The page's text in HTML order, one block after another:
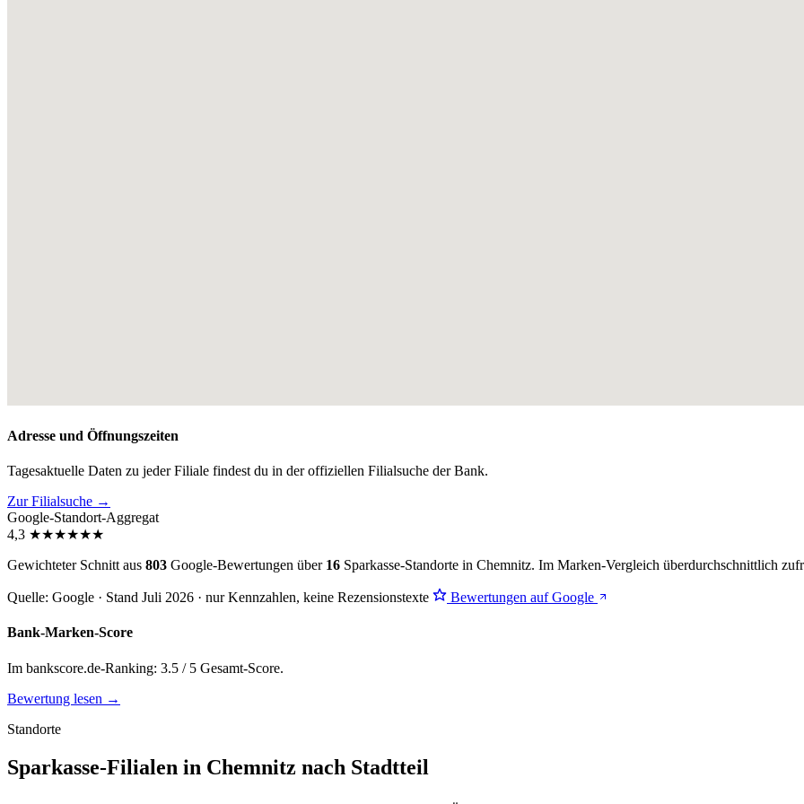
Adresse und Öffnungszeiten
Tagesaktuelle Daten zu jeder Filiale findest du in der offiziellen Filialsuche der Bank.
Zur Filialsuche →
Google-Standort-Aggregat
4,3 ★★★★★★
Gewichteter Schnitt aus 803 Google-Bewertungen über 16 Sparkasse-Standorte in Chemnitz. Im Marken-Vergleich überdurchschnittlich
Quelle: Google · Stand Juli 2026 · nur Kennzahlen, keine Rezensionstexte Bewertungen auf Google
Bank-Marken-Score
Im bankscore.de-Ranking: 3.5 / 5 Gesamt-Score.
Bewertung lesen →
Standorte
Sparkasse-Filialen in Chemnitz nach Stadtteil